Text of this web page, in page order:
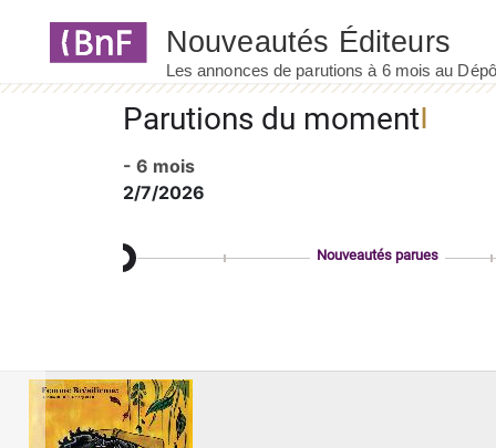
Parutions du moment
- 6 mois
2/7/2026
Nouveautés parues